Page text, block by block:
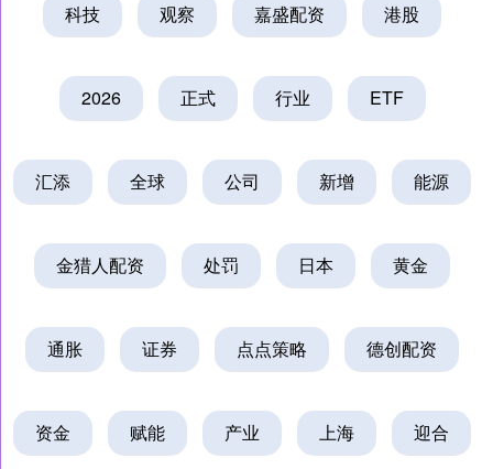
科技 观察 嘉盛配资 港股
2026 正式 行业 ETF
汇添 全球 公司 新增 能源
金猎人配资 处罚 日本 黄金
通胀 证券 点点策略 德创配资
资金 赋能 产业 上海 迎合